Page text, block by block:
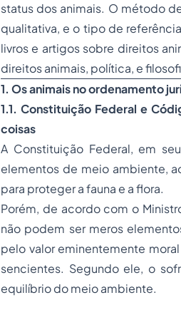
status dos animais. O método
qualitativa, e o tipo de
livros e artigos sobre direitos
direitos animais, política, e
1. Os animais no ordenamento
1.1. Constituição Federal e
coisas
A Constituição Federal, em
elementos de meio ambiente,
para proteger a fauna e a flora.
Porém, de acordo com o
não podem ser meros
pelo valor eminentemente
sencientes. Segundo ele, o
equilíbrio do meio ambiente.